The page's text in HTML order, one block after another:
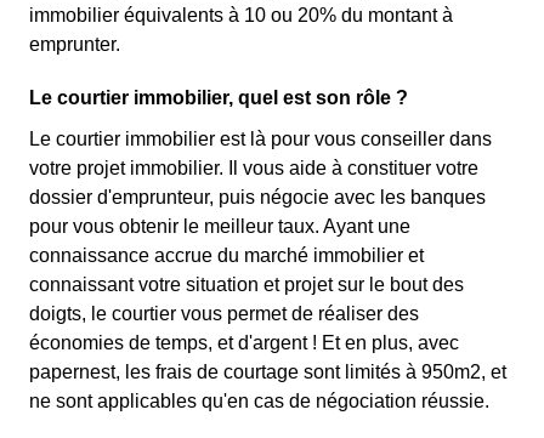
immobilier équivalents à 10 ou 20% du montant à
emprunter.
Le courtier immobilier, quel est son rôle ?
Le courtier immobilier est là pour vous conseiller dans
votre projet immobilier. Il vous aide à constituer votre
dossier d'emprunteur, puis négocie avec les banques
pour vous obtenir le meilleur taux. Ayant une
connaissance accrue du marché immobilier et
connaissant votre situation et projet sur le bout des
doigts, le courtier vous permet de réaliser des
économies de temps, et d'argent ! Et en plus, avec
papernest, les frais de courtage sont limités à 950m2, et
ne sont applicables qu'en cas de négociation réussie.